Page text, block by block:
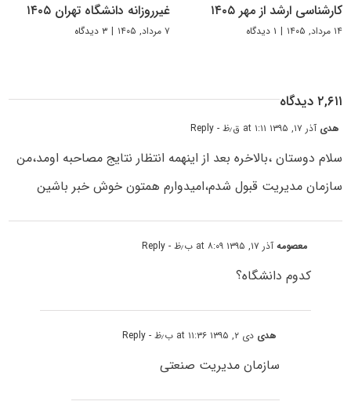
کارشناسی ارشد از مهر ۱۴۰۵
۱۴ مرداد, ۱۴۰۵ | ۱ دیدگاه
غیرروزانه دانشگاه تهران ۱۴۰۵
۷ مرداد, ۱۴۰۵ | ۳ دیدگاه
۲,۶۱۱ دیدگاه
هدی آذر ۱۷, ۱۳۹۵ at ۱:۱۱ ق٫ظ - Reply
سلام دوستان ،بالاخره بعد از اینهمه انتظار نتایج مصاحبه اومد،من
سازمان مدیریت قبول شدم،امیدوارم همتون خوش خبر باشین
معصومهآذر ۱۷, ۱۳۹۵ at ۸:۰۹ ب٫ظ - Reply
کدوم دانشگاه؟
هدی دی ۲, ۱۳۹۵ at ۱۱:۳۶ ب٫ظ - Reply
سازمان مدیریت صنعتی